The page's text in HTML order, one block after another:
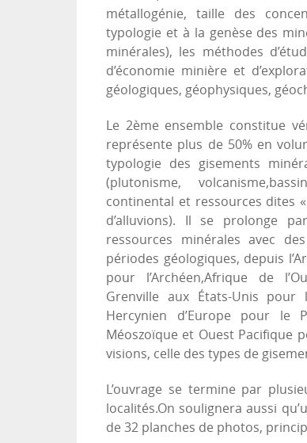
métallogénie, taille des
typologie et à la genèse des
minérales), les méthodes
d’économie minière et
géologiques, géophysiques,
Le 2ème ensemble constitue
représente plus de 50% en
typologie des gisements
(plutonisme,
continental et ressources dites
d’alluvions). Il se prolonge
ressources minérales avec
périodes géologiques, depuis
pour l’Archéen,Afrique de
Grenville aux États-Unis
Hercynien d’Europe pour le
Méoszoïque et Ouest Pacifique
visions, celle des types de
L’ouvrage se termine par
localités.On soulignera aussi
de 32 planches de photos,